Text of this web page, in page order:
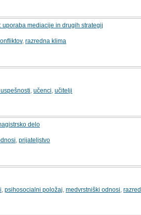
mediacije in drugih strategij
, razredna klima
učenci učitelji
delo
prijateljstvo
psihosocialni položaj medvrstniški odnosi